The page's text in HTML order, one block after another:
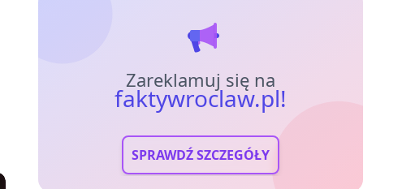
Zareklamuj się na
faktywroclaw.pl!
SPRAWDŹ SZCZEGÓŁY